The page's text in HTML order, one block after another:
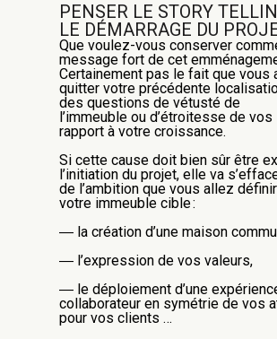
PENSERLE STORY
LE DÉMARRAGE DU
Que voulez-vous conserver
messagefort de cet
Certainement pas le fait que vous
quitter votre précédente
des questions de vétusté de
l’immeuble ou d’étroitesse de vos
rapport à votre croissance.
Si cette cause doit bien sûr être
l’initiation du projet, elle va
de l’ambition que vous allez
votre immeuble cible:
― la création d’une maison
― l’expression de vos valeurs,
― le déploiement d’une
collaborateuren symétrie de vos
pour vos clients …